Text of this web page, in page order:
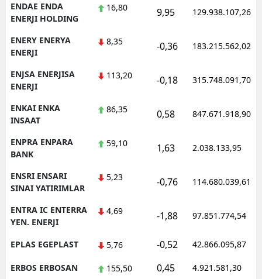
ENDAE ENDA
ENERJI HOLDING
16,80 9,95 129.938.107,26
ENERY ENERYA
ENERJI
8,35 -0,36 183.215.562,02
ENJSA ENERJISA
ENERJI
113,20 -0,18 315.748.091,70
ENKAI ENKA
INSAAT
86,35 0,58 847.671.918,90
ENPRA ENPARA
BANK
59,10 1,63 2.038.133,95
ENSRI ENSARI
SINAI YATIRIMLAR
5,23 -0,76 114.680.039,61
ENTRA IC ENTERRA
YEN. ENERJI
4,69 -1,88 97.851.774,54
EPLAS EGEPLAST 5,76 -0,52 42.866.095,87
ERBOS ERBOSAN 155,50 0,45 4.921.581,30